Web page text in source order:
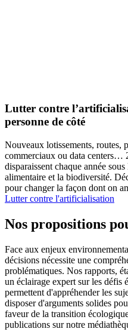
Lutter contre
personne de côté
Nouveaux lotissements, routes,
commerciaux ou data centers…
disparaissent chaque année
alimentaire et la biodiversité.
pour changer la façon dont on
Lutter contre l'artificialisation
Nos propositions
Face aux enjeux
décisions nécessite une
problématiques. Nos rapports,
un éclairage expert sur les défis
permettent d'appréhender les
disposer d'arguments solides
faveur de la transition
publications sur notre